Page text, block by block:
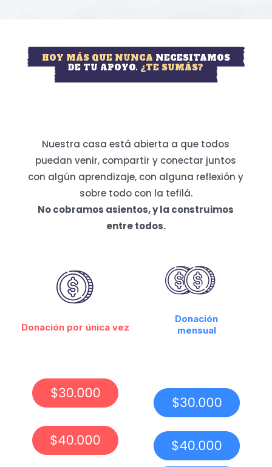
HOY MÁS QUE NUNCA NECESITAMOS
DE TU APOYO. ¿TE SUMÁS?
Nuestra casa está abierta a que todos
puedan venir, compartir y conectar juntos
con algún aprendizaje, con alguna reflexión y
sobre todo con la tefilá.
No cobramos asientos, y la construimos
entre todos.
Donación por única vez
Donación
mensual